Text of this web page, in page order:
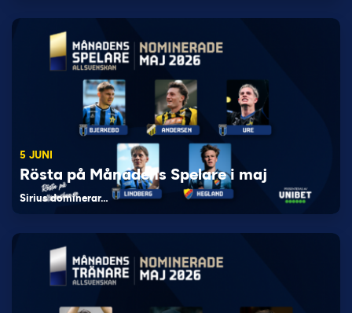
5 JUNI
Rösta på Månadens Spelare i maj
Sirius dominerar…